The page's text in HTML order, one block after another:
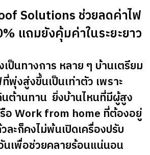
Solutions ช่วยลดค่าไฟ
แถมยังคุ้มค่าในระยะยาว
ป็นทางการ หลาย ๆ บ้านเตรียม
พุ่งสู่งขึ้นเป็นเท่าตัว เพราะ
ต้านทาน ยิ่งบ้านไหนที่มีผู้สูง
อ Work from home ที่ต้องอยู่
ละก็คงไม่พ้นเปิดเครื่องปรับ
เพื่อช่วยคลายร้อนแน่นอน